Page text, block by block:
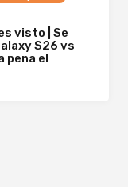
visto | Se
S26 vs
pena el